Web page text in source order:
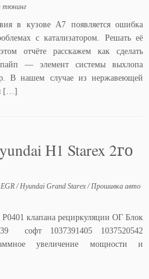
тюнинг
в кузове А7 появляется ошибка
с катализатором. Решать её
отчёте расскажем как сделать
— элемент системы выхлопа
В нашем случае из нержавеющей
[…]
H1 Starex 2го
EGR/ Hyundai Grand Starex/ Прошивка авто
клапана рециркуляции ОГ Блок
софт 1037391405 1037520542
увеличение мощности и